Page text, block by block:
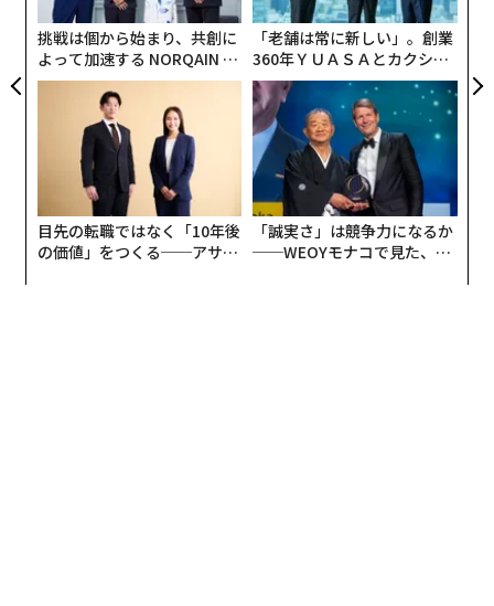
挑戦は個から始まり、共創に
よって加速する NORQAIN JA
PAN 特別座談会
「老舗は常に新しい」。創業
360年ＹＵＡＳＡとカクシン
CEO田尻望が語る、AIを超え
る人の価値
目先の転職ではなく「10年後
の価値」をつくる──アサイ
「誠実さ」は競争力になるか
──WEOYモナコで見た、く